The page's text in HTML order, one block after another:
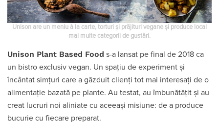
Unison are un meniu à la carte, torturi și prăjituri vegane și produce local
mai multe categorii de gustări.
Unison Plant Based Food s-a lansat pe final de 2018 ca
un bistro exclusiv vegan. Un spațiu de experiment și
încântat simțuri care a găzduit clienți tot mai interesați de o
alimentație bazată pe plante. Au testat, au îmbunătățit și au
creat lucruri noi aliniate cu aceeași misiune: de a produce
bucurie cu fiecare preparat.